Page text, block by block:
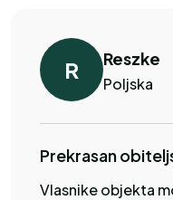
R Reszke
Poljska
Prekrasan
Vlasnike objekta